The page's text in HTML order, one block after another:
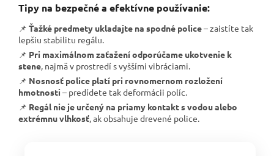
Tipy na bezpečné a efektívne používanie:
📌 Ťažké predmety ukladajte na spodné police– zaistíte tak
lepšiu stabilitu regálu.
📌 Pri maximálnom zaťažení odporúčame ukotvenie k
stene , najmä v prostredí s vyššími vibráciami.
📌 Nosnosť police platí pri rovnomernom rozložení
hmotnosti – predídete tak deformácii políc.
📌 Regál nie je určený na priamy kontakt s vodou alebo
extrémnu vlhkosť , ak obsahuje drevené police.